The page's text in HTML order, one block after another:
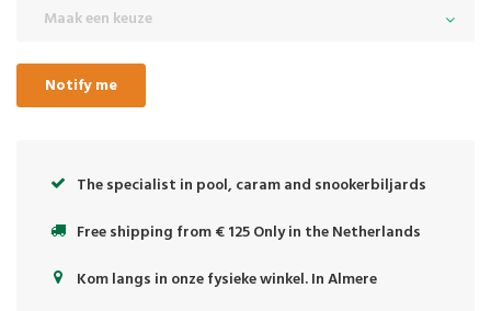
Maak een keuze
Notify me
The specialist in pool, caram and snookerbiljards
Free shipping from € 125 Only in the Netherlands
Kom langs in onze fysieke winkel. In Almere